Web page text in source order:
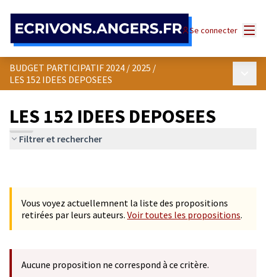
Se connecter
BUDGET PARTICIPATIF 2024 / 2025 /
LES 152 IDEES DEPOSEES
LES 152 IDEES DEPOSEES
Filtrer et rechercher
Vous voyez actuellemnent la liste des propositions
retirées par leurs auteurs. Voir toutes les propositions.
Aucune proposition ne correspond à ce critère.